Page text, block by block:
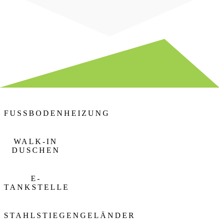
FUSSBODENHEIZUNG
WALK-IN
DUSCHEN
E-
TANKSTELLE
STAHLSTIEGENGELÄNDER